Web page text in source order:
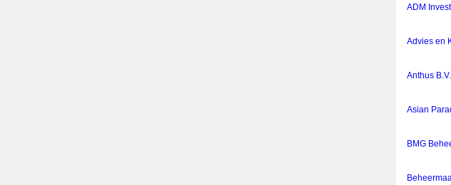
ADM
Advies en
Anthus B.V.
Asian
BMG